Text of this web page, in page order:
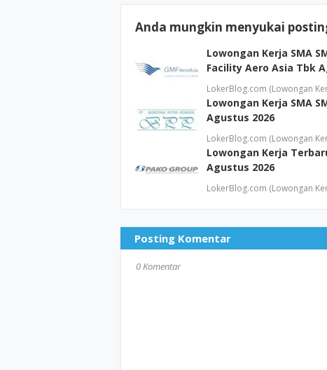
Anda mungkin menyukai
Lowongan Kerja SMA
Facility Aero Asia Tbk
LokerBlog.com (Lowongan
Lowongan Kerja SMA
Agustus 2026
LokerBlog.com (Lowongan
Lowongan Kerja
Agustus 2026
LokerBlog.com (Lowongan
Posting Komentar
0 Komentar